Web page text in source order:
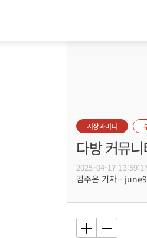
시장과머니
다방 커뮤
2025-04-17
김주은 기자 -